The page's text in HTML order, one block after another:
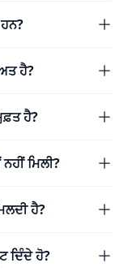
ਹੈ?
ਹੈ?
ਮਿਲੀ?
ਹੈ?
ਦਿੰਦੇ ਹੋ?